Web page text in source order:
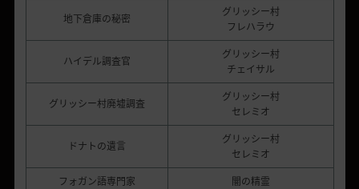
地下倉庫の秘密
グリッシー村
フレハラウ
ハイデル調査官
グリッシー村
チェイサル
グリッシー村廃墟調査
グリッシー村
セレミオ
ドナトの遺言
グリッシー村
セレミオ
フォガン語専門家
闇の精霊